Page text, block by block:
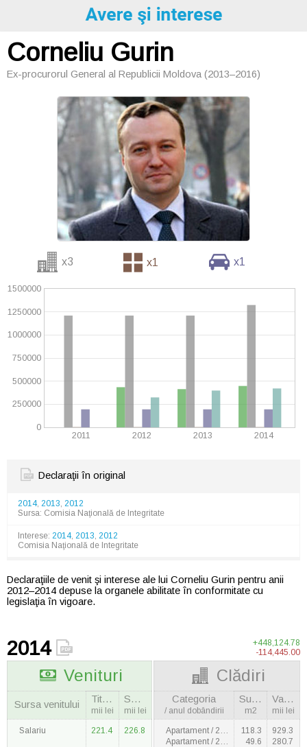
Corneliu Gurin
Ex-procurorul General al Republicii Moldova (2013–2016)
x3 x1 x1
2011 2012 2013 2014
0
250000
500000
750000
1000000
1250000
1500000
Declaraţii în original
2014, 2013, 2012
Sursa: Comisia Naţională de Integritate
Interese: 2014, 2013, 2012
Comisia Naţională de Integritate
Declaraţiile de venit şi interese ale lui Corneliu Gurin pentru anii
2012–2014 depuse la organele abilitate în conformitate cu
legislaţia în vigoare.
2014
+448,124.78
-114,445.00
Venituri
Sursa venitului Titular
mii lei
Soţie
mii lei
Salariu 221.4 226.8
Clădiri
Categoria
/ anul dobândirii
Suprafaţa
m2
Valoarea
mii lei
Apartament / 2009
Apartament / 2009
118.3
49.6
929.3
280.7